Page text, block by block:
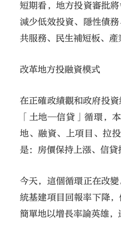
短期看，地方投資審批
減少低效投資、隱性債
共服務、民生補短板、產
改革地方投融資模式
在正確政績觀和政府投
「土地─信貸」循環，
地、融資、上項目、拉
是：房價保持上漲、信貸
今天，這個循環正在改
統基建項目回報率下降
簡單地以增長率論英雄，